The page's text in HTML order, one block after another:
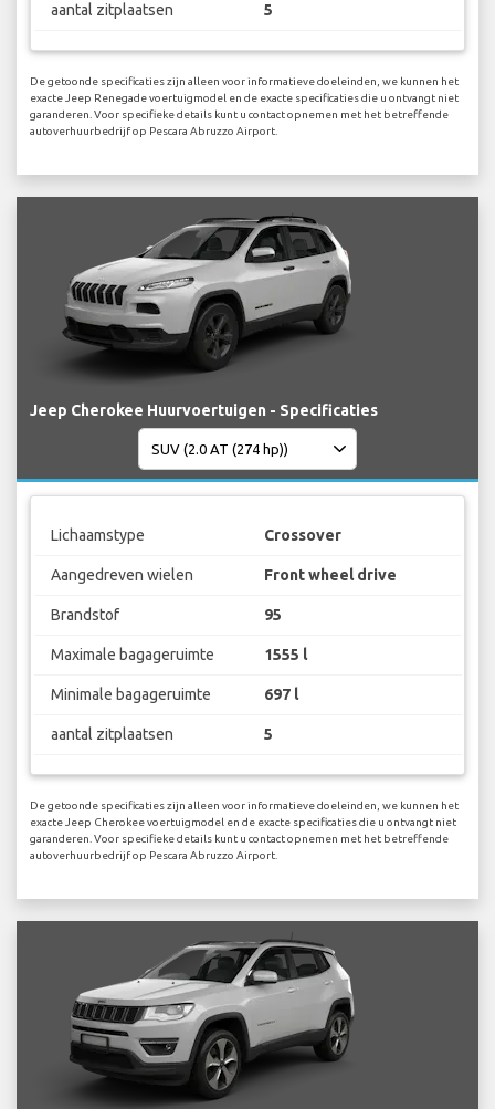
aantal zitplaatsen 5
De getoonde specificaties zijn alleen voor informatieve doeleinden, we kunnen het
exacte Jeep Renegade voertuigmodel en de exacte specificaties die u ontvangt niet
garanderen. Voor specifieke details kunt u contact opnemen met het betreffende
autoverhuurbedrijf op Pescara Abruzzo Airport.
Jeep Cherokee Huurvoertuigen - Specificaties
Lichaamstype Crossover
Aangedreven wielen Front wheel drive
Brandstof 95
Maximale bagageruimte 1555 l
Minimale bagageruimte 697 l
aantal zitplaatsen 5
De getoonde specificaties zijn alleen voor informatieve doeleinden, we kunnen het
exacte Jeep Cherokee voertuigmodel en de exacte specificaties die u ontvangt niet
garanderen. Voor specifieke details kunt u contact opnemen met het betreffende
autoverhuurbedrijf op Pescara Abruzzo Airport.